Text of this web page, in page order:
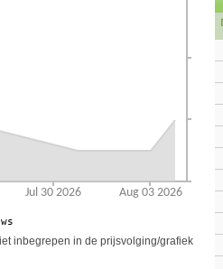
inbegrepen in de prijsvolging/grafiek